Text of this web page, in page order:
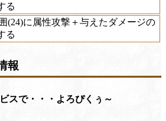
る
(24)に属性攻撃＋与えたダメージの
る
報
スで・・・よろぴくぅ～